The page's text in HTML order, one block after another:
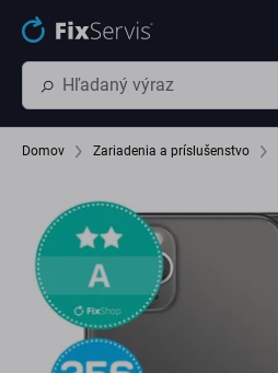
Preskočiť na hlavný obsah
Domov Zariadenia a príslušenstvo